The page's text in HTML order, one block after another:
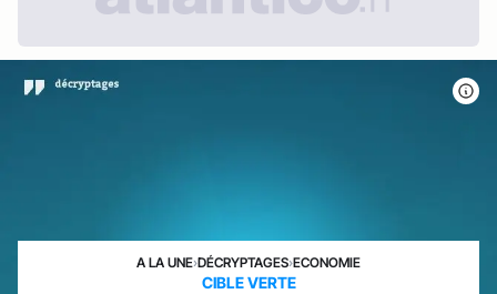
A LA UNE›DÉCRYPTAGES›ECONOMIE
CIBLE VERTE